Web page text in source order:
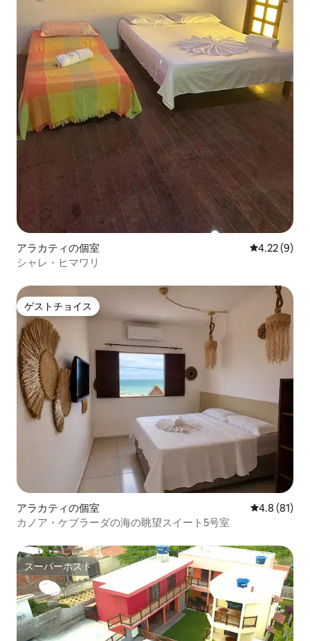
アラカティの個室 レビュー9
4.22 (9)
シャレ・ヒマワリ
ゲストチョイス
ゲストチョイス
アラカティの個室 レビュー81
4.8 (81)
カノア・ケブラーダの海の眺望スイート5号室
スーパーホスト
スーパーホスト